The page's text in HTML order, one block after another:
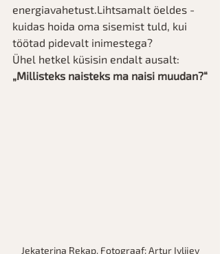
energiavahetust.Lihtsamalt öeldes -
kuidas hoida oma sisemist tuld, kui
töötad pidevalt inimestega?
Ühel hetkel küsisin endalt ausalt:
„Millisteks naisteks ma naisi muudan?“
Jekaterina Rekap. Fotograaf: Artur Ivlijev